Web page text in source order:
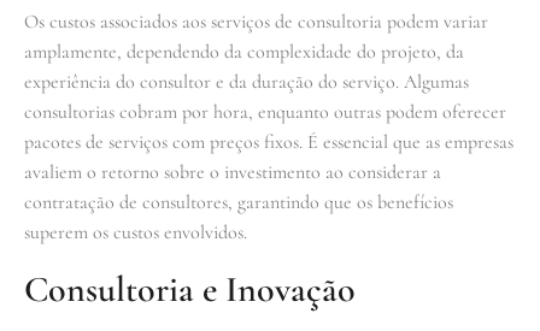
Os custos associados aos serviços de consultoria podem variar
amplamente, dependendo da complexidade do projeto, da
experiência do consultor e da duração do serviço. Algumas
consultorias cobram por hora, enquanto outras podem oferecer
pacotes de serviços com preços fixos. É essencial que as empresas
avaliem o retorno sobre o investimento ao considerar a
contratação de consultores, garantindo que os benefícios
superem os custos envolvidos.
Consultoria e Inovação